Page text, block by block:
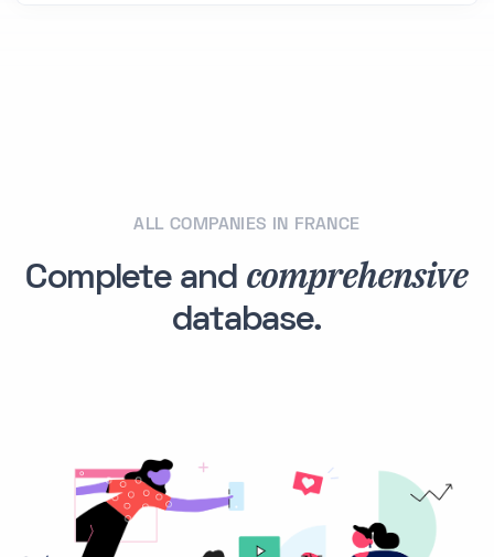
ALL COMPANIES IN FRANCE
Complete and comprehensive
database.